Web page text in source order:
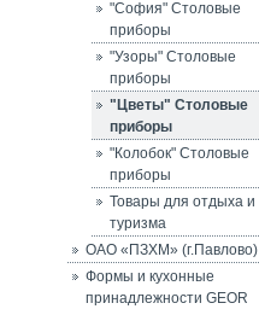
"София" Столовые
приборы
"Узоры" Столовые
приборы
"Цветы" Столовые
приборы
"Колобок" Столовые
приборы
Товары для отдыха и
туризма
ОАО «ПЗХМ» (г.Павлово)
Формы и кухонные
принадлежности GEOR